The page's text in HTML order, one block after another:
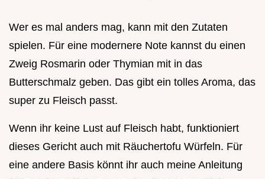
Wer es mal anders mag, kann mit den Zutaten
spielen. Für eine modernere Note kannst du einen
Zweig Rosmarin oder Thymian mit in das
Butterschmalz geben. Das gibt ein tolles Aroma, das
super zu Fleisch passt.
Wenn ihr keine Lust auf Fleisch habt, funktioniert
dieses Gericht auch mit Räuchertofu Würfeln. Für
eine andere Basis könnt ihr auch meine Anleitung